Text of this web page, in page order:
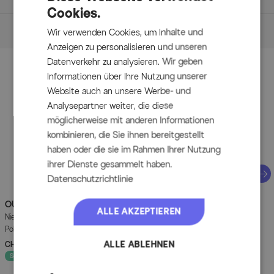
Maße
Maße
ca. 240 x 100 x 76 cm
Höhe Tischunterkante: ca. 74 cm
Tischplattendicke: ca. 4 cm
Gewicht: ca. 59,7 kg
Max. Belastbarkeit: ca. 50 kg
Zubehör
OUTFLEXX
Green Sitzkissen für
Niederlehner, nature, recyceltes
Polyester, 100 x 48 x 6 cm,
strapazierfähig, witterungsbeständig,
nachhaltig
CHF 99.90
- 23%
Sofort lieferbar
Niederlehner, anthrazit, recyceltes
strapazierfähig, witterungsbeständig,
CHF 99.90
Cookies.
Wir verwenden Cookies, um Inhalte und
Anzeigen zu personalisieren und unseren
Datenverkehr zu analysieren. Wir geben
Informationen über Ihre Nutzung unserer
Website auch an unsere Werbe- und
Analysepartner weiter, die diese
möglicherweise mit anderen Informationen
kombinieren, die Sie ihnen bereitgestellt
haben oder die sie im Rahmen Ihrer Nutzung
ihrer Dienste gesammelt haben.
Datenschutzrichtlinie
ALLE AKZEPTIEREN
ALLE ABLEHNEN